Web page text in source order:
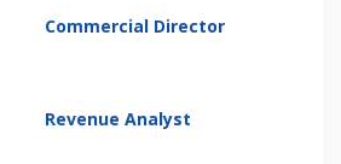
Commercial Director
Revenue Analyst